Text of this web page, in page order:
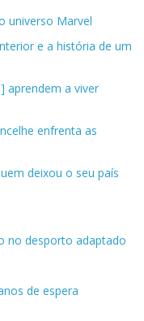
universo Marvel
e a história de um
aprendem a viver
enfrenta as
deixou o seu país
no desporto adaptado
de espera